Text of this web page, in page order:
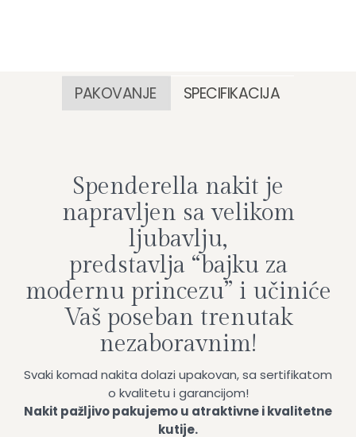
PAKOVANJE SPECIFIKACIJA
Spenderella nakit je
napravljen sa velikom
ljubavlju,
predstavlja “bajku za
modernu princezu” i učiniće
Vaš poseban trenutak
nezaboravnim!
Svaki komad nakita dolazi upakovan, sa sertifikatom
o kvalitetu i garancijom!
Nakit pažljivo pakujemo u atraktivne i kvalitetne
kutije.